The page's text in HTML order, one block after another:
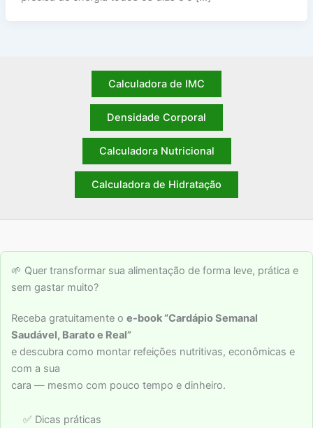
Calculadora de IMC
Densidade Corporal
Calculadora Nutricional
Calculadora de Hidratação
🌱 Quer transformar sua alimentação de forma leve, prática e
sem gastar muito?
Receba gratuitamente o e-book “Cardápio Semanal
Saudável, Barato e Real”
e descubra como montar refeições nutritivas, econômicas e
com a sua
cara — mesmo com pouco tempo e dinheiro.
✅ Dicas práticas